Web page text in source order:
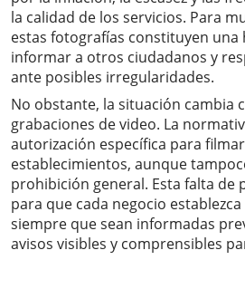
la calidad de los servicios. Para
estas fotografías constituyen
informar a otros ciudadanos y
ante posibles irregularidades.
No obstante, la situación cambia
grabaciones de video. La
autorización específica para
establecimientos, aunque
prohibición general. Esta falta de
para que cada negocio
siempre que sean informadas
avisos visibles y comprensibles